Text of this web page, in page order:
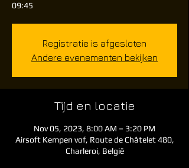
09:45
Registratie is afgesloten
Andere evenementen bekijken
Tijd en locatie
Nov 05, 2023, 8:00 AM – 3:20 PM
Airsoft Kempen vof, Route de Châtelet 480,
Charleroi, België